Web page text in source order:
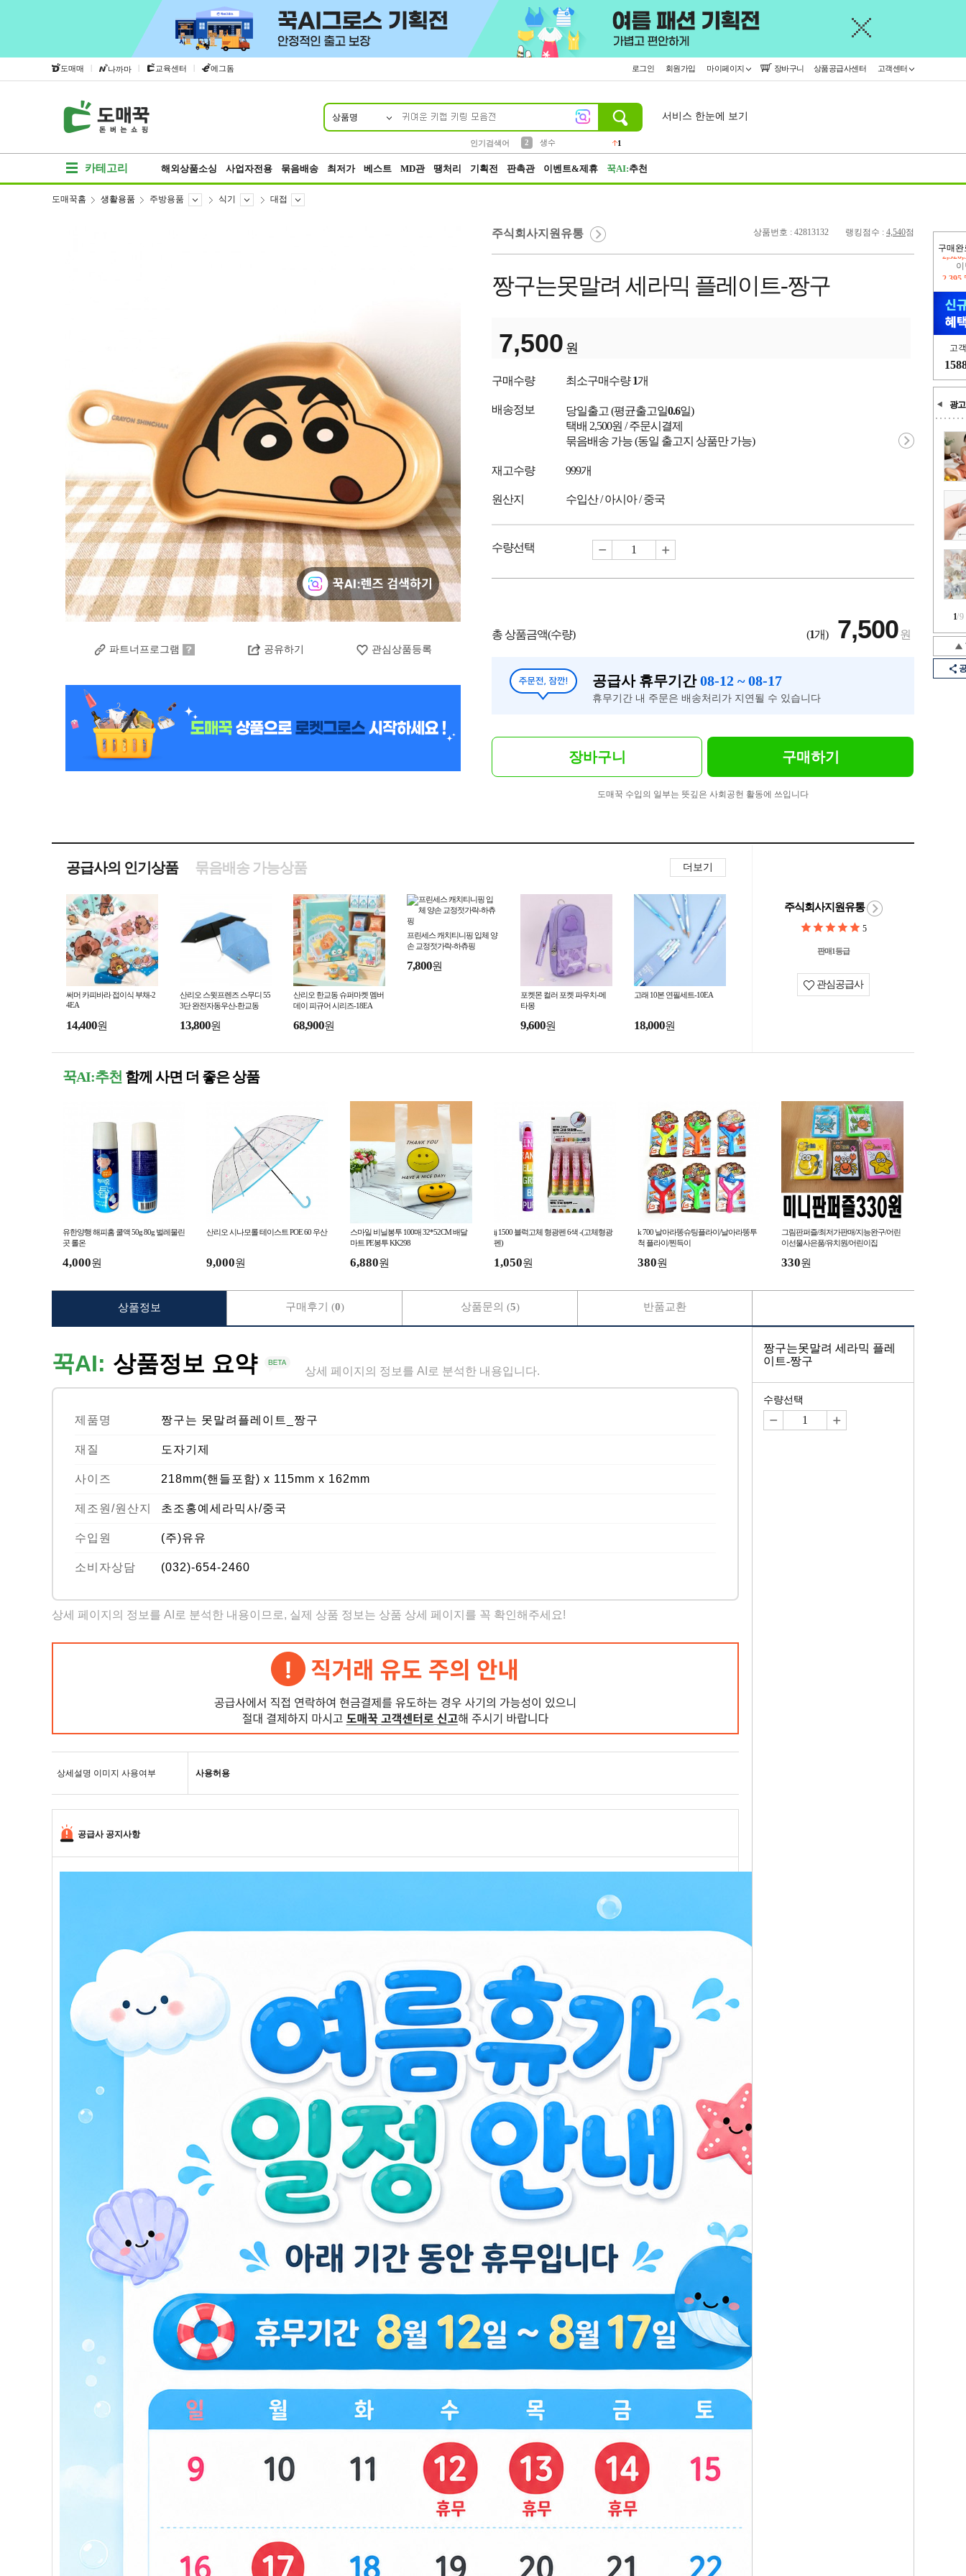
도매매 | 나까마 | 교육센터 | 에그돔 로그인 회원가입 마이페이지 장바구니 상품공급사센터 고객센터
상품명
인기검색어
2
생수
1
서비스 한눈에 보기
카테고리 해외상품소싱 사업자전용 묶음배송 최저가 베스트 MD관 땡처리 기획전 판촉관 이벤트&제휴 꾹AI:추천
구매완
고
광고
1/9
도매꾹홈 생활용품 주방용품 식기 대접
파트너프로그램 공유하기 관심상품등록
상품번호 : 42813132 랭킹점수 : 4,540점
주식회사지원유통
짱구는못말려 세라믹 플레이트-짱구
7,500 원
구매수량 최소구매수량1개
배송정보 당일출고 (평균출고일0.6일)
택배 2,500원 / 주문시결제
묶음배송 가능 (동일 출고지 상품만 가능)
재고수량 999개
원산지 수입산 / 아시아 / 중국
수량선택
총 상품금액(수량) (1개) 7,500원
공급사 휴무기간08-12 ~ 08-17
휴무기간 내 주문은 배송처리가 지연될 수 있습니다
장바구니 구매하기
도매꾹 수입의 일부는 뜻깊은 사회공헌 활동에 쓰입니다
공급사의 인기상품 더보기
묶음배송 가능상품
써머 카피바라 접이식 부채-2
4EA
14,400원
산리오 스윗프렌즈 스무디 55
3단 완전자동우산-한교동
13,800원
산리오 한교동 슈퍼마켓 멤버
데이 피규어 시리즈-18EA
68,900원
프린세스 캐치티니핑 입체 양
손 교정젓가락-하츄핑
7,800원
포켓몬 컬러 포켓 파우치-메
타몽
9,600원
고래 10본 연필세트-10EA
18,000원
주식회사지원유통
5
판매1등급
관심공급사
꾹AI:추천 함께 사면 더 좋은 상품
유한양행 해피홈 쿨액 50g 80g 벌레물린
곳 롤온
4,000원
산리오 시나모롤 테이스트 POE 60 우산
9,000원
스마일 비닐봉투 100매 32*52CM 배달
마트 PE봉투 KK298
6,880원
ij 1500 블럭고체 형광펜 6색 -(고체형광
펜)
1,050원
k 700 날아라똥슈팅플라이/날아라똥투
척 플라이/찐득이
380원
그림판퍼즐/최저가판매/지능완구/어린
이선물사은품/유치원/어린이집
330원
꾹AI: 상품정보 요약 상세 페이지의 정보를 AI로 분석한 내용입니다.
제품명 짱구는 못말려플레이트_짱구
재질 도자기제
사이즈 218mm(핸들포함) x 115mm x 162mm
제조원/원산지 초조홍예세라믹사/중국
수입원 (주)유유
소비자상담 (032)-654-2460
상세 페이지의 정보를 AI로 분석한 내용이므로, 실제 상품 정보는 상품 상세 페이지를 꼭 확인해주세요!
상세설명 이미지 사용여부 사용허용
공급사 공지사항
상품정보 구매후기 (0) 상품문의 (5) 반품교환
짱구는못말려 세라믹 플레
이트-짱구
수량선택